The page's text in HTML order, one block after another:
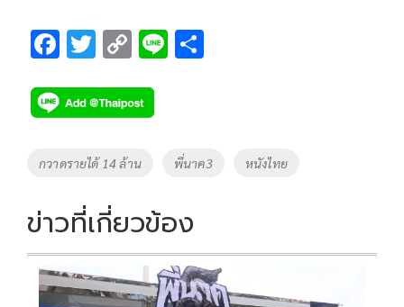
F
e
b
o
k
T
tt
er
C
p
y
Li
k
Li
Tags
กวาดรายได้ 14 ล้าน พี่นาค3 หนังไทย
ข่าวที่เกี่ยวข้อง